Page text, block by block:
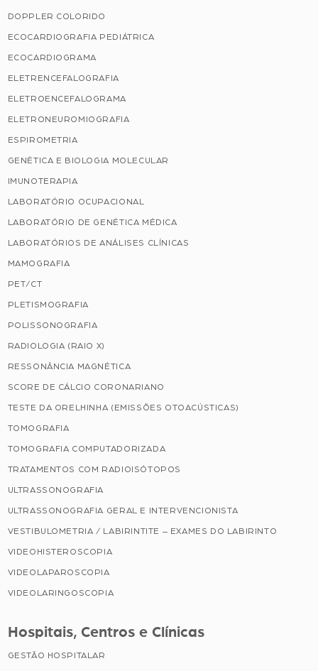
DOPPLER COLORIDO
ECOCARDIOGRAFIA PEDIÁTRICA
ECOCARDIOGRAMA
ELETRENCEFALOGRAFIA
ELETROENCEFALOGRAMA
ELETRONEUROMIOGRAFIA
ESPIROMETRIA
GENÉTICA E BIOLOGIA MOLECULAR
IMUNOTERAPIA
LABORATÓRIO OCUPACIONAL
LABORATÓRIO DE GENÉTICA MÉDICA
LABORATÓRIOS DE ANÁLISES CLÍNICAS
MAMOGRAFIA
PET/CT
PLETISMOGRAFIA
POLISSONOGRAFIA
RADIOLOGIA (RAIO X)
RESSONÂNCIA MAGNÉTICA
SCORE DE CÁLCIO CORONARIANO
TESTE DA ORELHINHA (EMISSÕES OTOACÚSTICAS)
TOMOGRAFIA
TOMOGRAFIA COMPUTADORIZADA
TRATAMENTOS COM RADIOISÓTOPOS
ULTRASSONOGRAFIA
ULTRASSONOGRAFIA GERAL E INTERVENCIONISTA
VESTIBULOMETRIA / LABIRINTITE – EXAMES DO LABIRINTO
VIDEOHISTEROSCOPIA
VIDEOLAPAROSCOPIA
VIDEOLARINGOSCOPIA
Hospitais, Centros e Clínicas
GESTÃO HOSPITALAR